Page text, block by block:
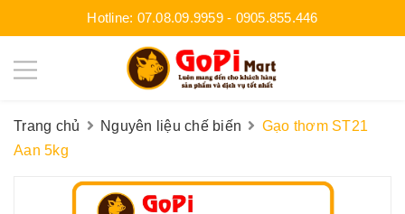
Hotline: 07.08.09.9959- 0905.855.446
Trang chủ Nguyên liệu chế biến
Gạo thơm ST21
Aan 5kg